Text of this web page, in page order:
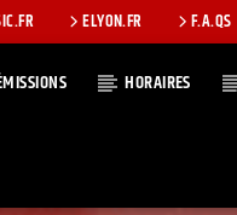
ELYON.FR F.A.QS
HORAIRES